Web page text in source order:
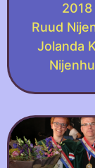
2018
Ruud
Jolanda